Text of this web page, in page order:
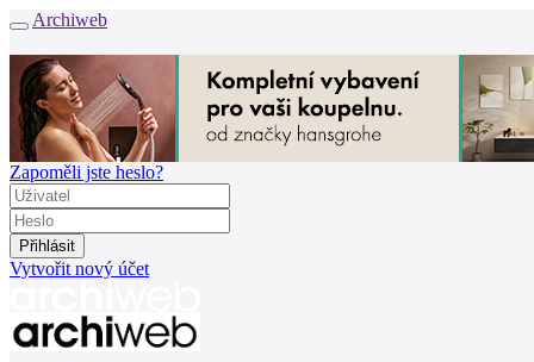
Archiweb
Zapoměli jste heslo?
Vytvořit nový účet